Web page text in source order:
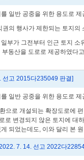
일반 공중을 위한 용도로
권의 행사가 제한되는 토지
부가 그전부터 인근 토지
동산을 도로로 제공하였다
선고 2015다235049 판결]
일반 공중을 위한 용도로
으로 개설되는 확장도로에
로 변경되지 않은 토지에 대
되었는데도, 이와 달리 본
7. 14. 선고 2022다